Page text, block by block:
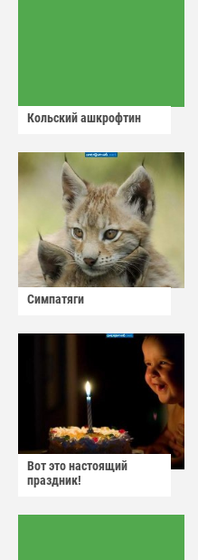
Кольский ашкрофтин
Симпатяги
Вот это настоящий
праздник!